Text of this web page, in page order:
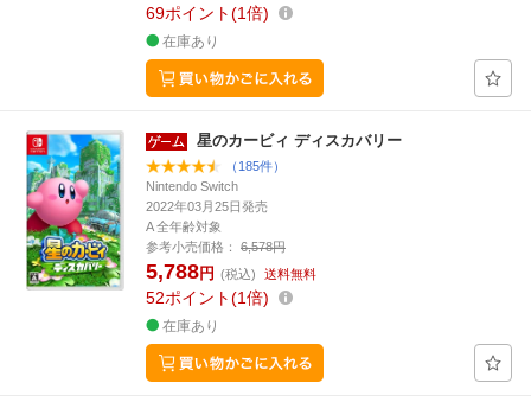
69ポイント 1倍
在庫あり
星のカービィ ディスカバリー
（185件）
Nintendo Switch
2022年03月25日発売
A 全年齢対象
参考小売価格：
6,578円
5,788円 (税込) 送料無料
52ポイント 1倍
在庫あり